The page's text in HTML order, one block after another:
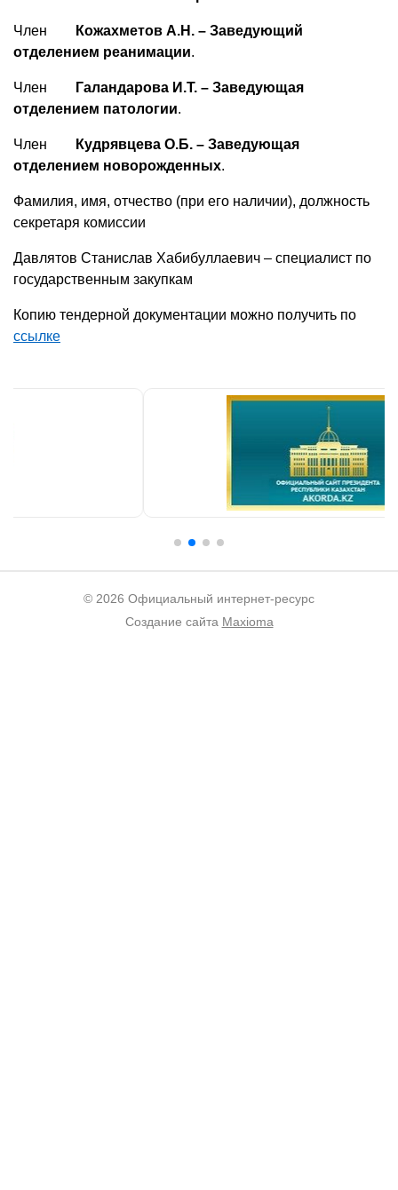
Член
Кожахметов А.Н. – Заведующий
отделением реанимации.
Член
Галандарова И.Т. – Заведующая
отделением патологии.
Член
Кудрявцева О.Б. – Заведующая
отделением новорожденных.
Фамилия, имя, отчество (при его наличии), должность
секретаря комиссии
Давлятов Станислав Хабибуллаевич – специалист по
государственным закупкам
Копию тендерной документации можно получить по
ссылке
© 2026 Официальный интернет-ресурс
Создание сайта Maxioma